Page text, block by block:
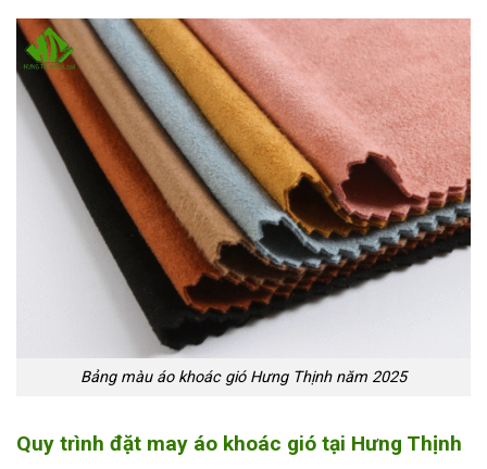
Bảng màu áo khoác gió Hưng Thịnh năm 2025
Quy trình đặt may áo khoác gió tại Hưng Thịnh